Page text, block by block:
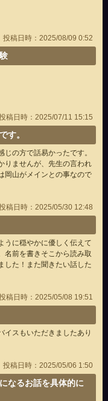
投稿日時：2025/08/09 0:52
稿日時：2025/07/11 15:15
す。
の方で話易かったです。
りませんが、先生の言われ
岡山がメインとの事なので
稿日時：2025/05/30 12:48
うに穏やかに優しく伝えて
名前を書きそこから読み取
した！また聞きたい話した
稿日時：2025/05/08 19:51
イスもいただきましたあり
投稿日時：2025/05/06 1:50
なるお話を具体的に